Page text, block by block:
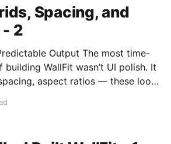
Spacing, and
- 2
Output The most time-
WallFit wasn’t UI polish. It